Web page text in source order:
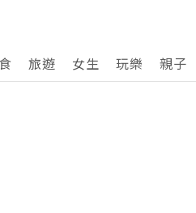
旅遊 女生 玩樂 親子